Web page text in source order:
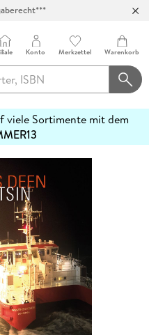
Konto Merkzettel Warenkorb
viele Sortimente mit dem